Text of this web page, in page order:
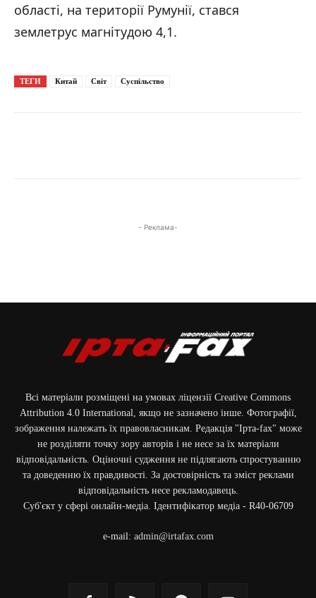
області, на території Румунії, стався
землетрус магнітудою 4,1.
ТЕГИ Китай Світ Суспільство
- Реклама-
Всі матеріали розміщені на умовах ліцензії Creative Commons
Attribution 4.0 International, якщо не зазначено інше. Фотографії,
зображення належать їх правовласникам. Редакція "Ірта-fax" може
не розділяти точку зору авторів і не несе за їх матеріали
відповідальність. Оціночні судження не підлягають спростуванню
та доведенню їх правдивості. За достовірність та зміст реклами
відповідальність несе рекламодавець.
Cуб'єкт у сфері онлайн-медіа. Ідентифікатор медіа - R40-06709
e-mail: admin@irtafax.com